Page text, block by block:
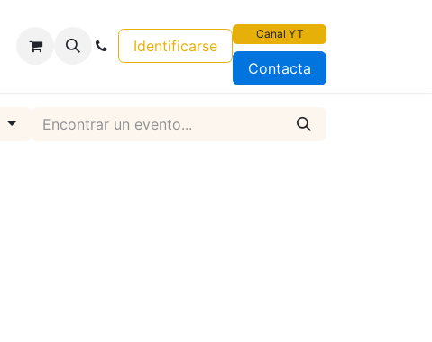
Identificarse
Canal YT
Contacta